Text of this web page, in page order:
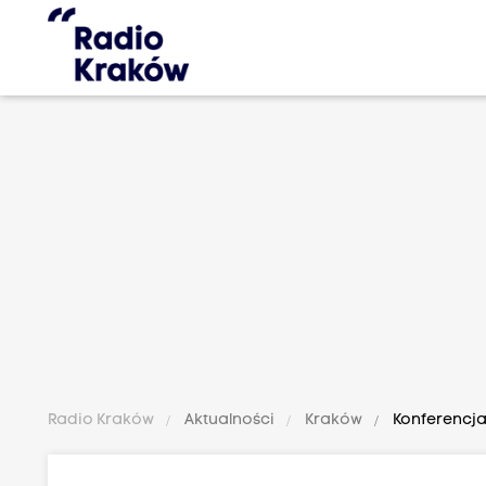
Radio Kraków Aktualności Kraków